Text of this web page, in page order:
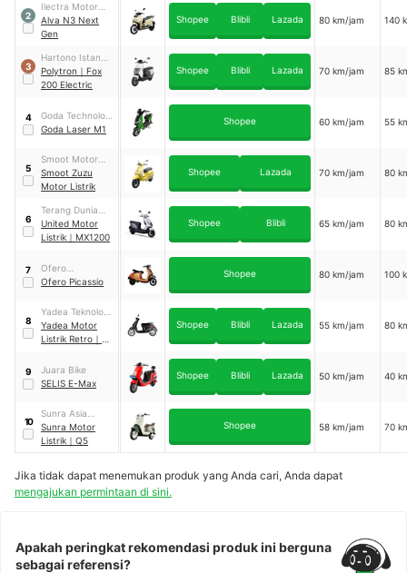
2
Ilectra Motor
Group
Alva N3 Next
Gen
Shopee Blibli Lazada 80 km/jam 140
3
Hartono Istana
Teknologi
Polytron ｜ Fox
200 Electric
Shopee Blibli Lazada 70 km/jam 85
4
Goda Technology
Group
Goda Laser M1
Shopee 60 km/jam 55
5
Smoot Motor
Indonesia
Smoot Zuzu
Motor Listrik
Shopee Lazada 70 km/jam 80
6
Terang Dunia
Internusa
United Motor
Listrik ｜ MX1200
Shopee Blibli 65 km/jam 80
7
Ofero
Technology
Ofero Picassio
Shopee 80 km/jam 100
8
Yadea Teknologi
Indonesia
Yadea Motor
Listrik Retro ｜
Shopee Blibli Lazada 55 km/jam 80
9
Juara Bike
SELIS E-Max
Shopee Blibli Lazada 50 km/jam 40
10
Sunra Asia
Pacific High-
Tech
Sunra Motor
Listrik ｜ Q5
Shopee 58 km/jam 70
Jika tidak dapat menemukan produk yang Anda cari, Anda dapat
mengajukan permintaan di sini.
Apakah peringkat rekomendasi produk ini berguna
sebagai referensi?